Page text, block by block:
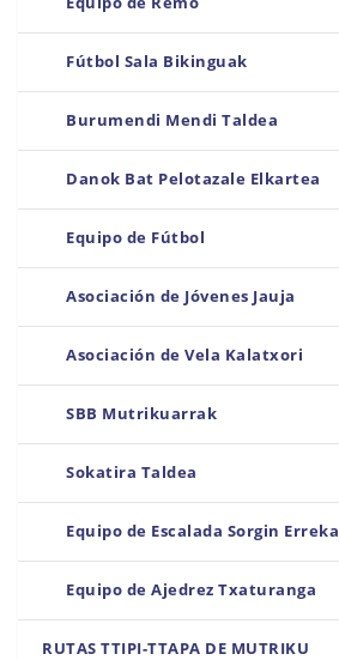
Fútbol Sala Bikinguak
Burumendi Mendi Taldea
Danok Bat Pelotazale Elkartea
Equipo de Fútbol
Asociación de Jóvenes Jauja
Asociación de Vela Kalatxori
SBB Mutrikuarrak
Sokatira Taldea
Equipo de Escalada Sorgin Erreka
Equipo de Ajedrez Txaturanga
RUTAS TTIPI-TTAPA DE MUTRIKU